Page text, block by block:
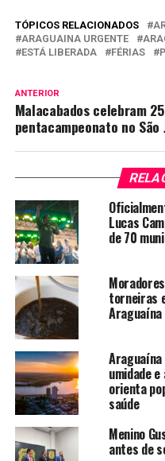
TÓPICOS RELACIONADOS
ARAGUAINA URGENTE
ESTÁ LIBERADA
FÉRIAS
ANTERIOR
Malacabados celebram
pentacampeonato no São
Lucas
de 70
torneiras
Araguaína
umidade
orienta
saúde
Menino
antes de